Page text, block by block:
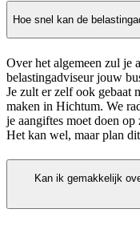
Hoe snel kan de
Over het algemeen zul je
belastingadviseur jouw
Je zult er zelf ook gebaat
maken in Hichtum. We
je aangiftes moet doen op
Het kan wel, maar plan
Kan ik gemakkelijk